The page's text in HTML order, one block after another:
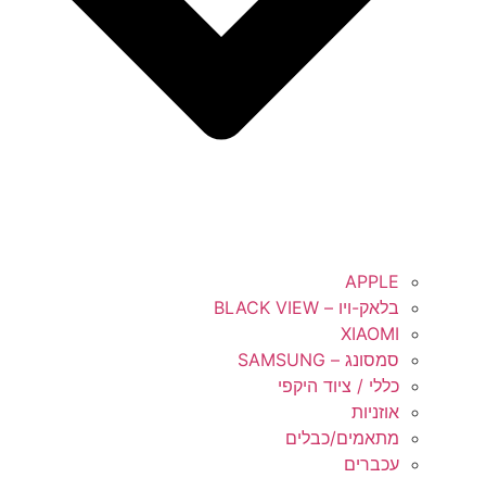
APPLE
בלאק-ויו – BLACK VIEW
XIAOMI
סמסונג – SAMSUNG
כללי / ציוד היקפי
אוזניות
מתאמים/כבלים
עכברים